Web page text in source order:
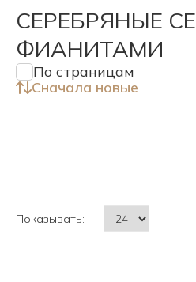
СЕРЕБРЯНЫЕ
ФИАНИТАМИ
По страницам
Сначала новые
Показывать: